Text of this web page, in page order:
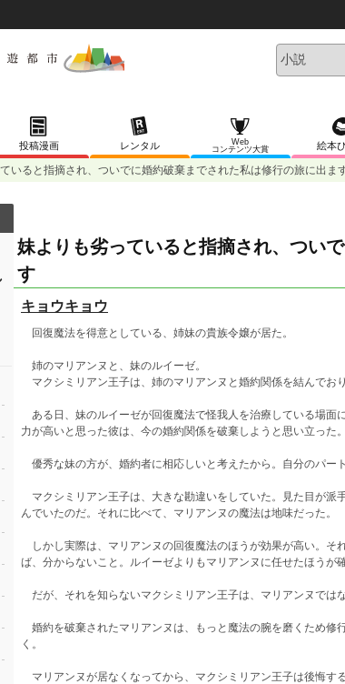
投稿漫画 レンタル
Web
コンテンツ大賞
絵本
いると指摘され、ついでに婚約破棄までされた私は修行の旅に出ま
妹よりも劣っていると指摘され、つい
す
キョウキョウ
回復魔法を得意としている、姉妹の貴族令嬢が居た。
姉のマリアンヌと、妹のルイーゼ。
マクシミリアン王子は、姉のマリアンヌと婚約関係を結んでお
ある日、妹のルイーゼが回復魔法で怪我人を治療している場面
力が高いと思った彼は、今の婚約関係を破棄しようと思い立った。
優秀な妹の方が、婚約者に相応しいと考えたから。自分のパー
マクシミリアン王子は、大きな勘違いをしていた。見た目が派
んでいたのだ。それに比べて、マリアンヌの魔法は地味だった。
しかし実際は、マリアンヌの回復魔法のほうが効果が高い。そ
ば、分からないこと。ルイーゼよりもマリアンヌに任せたほうが
だが、それを知らないマクシミリアン王子は、マリアンヌでは
婚約を破棄されたマリアンヌは、もっと魔法の腕を磨くため修
く。
マリアンヌが居なくなってから、マクシミリアン王子は後悔す